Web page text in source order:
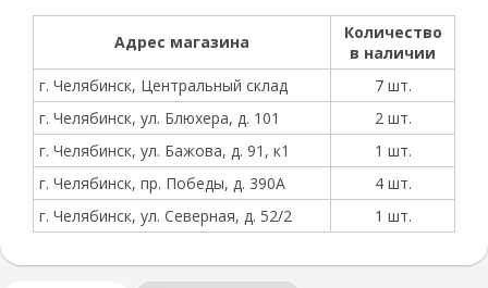
Адрес магазина
Количество
в наличии
г. Челябинск, Центральный склад
7 шт.
г. Челябинск, ул. Блюхера, д. 101
2 шт.
г. Челябинск, ул. Бажова, д. 91, к1
1 шт.
г. Челябинск, пр. Победы, д. 390А
4 шт.
г. Челябинск, ул. Северная, д. 52/2
1 шт.